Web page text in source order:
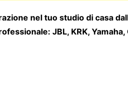
nel tuo studio di casa
JBL, KRK, Yamaha,